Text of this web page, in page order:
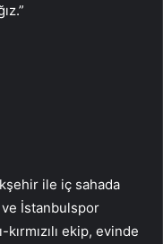
ile iç sahada
ve İstanbulspor
ekip, evinde